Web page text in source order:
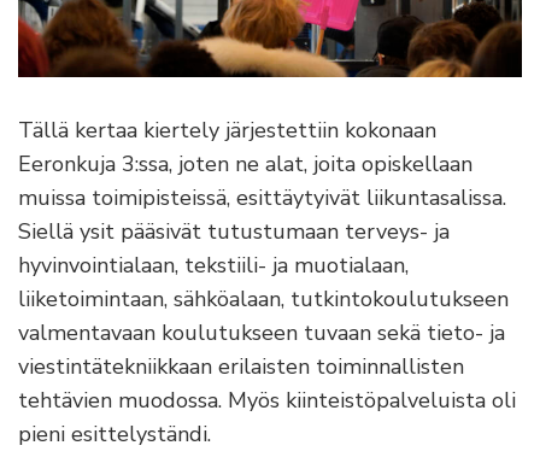
Tällä kertaa kiertely järjestettiin kokonaan
Eeronkuja 3:ssa, joten ne alat, joita opiskellaan
muissa toimipisteissä, esittäytyivät liikuntasalissa.
Siellä ysit pääsivät tutustumaan terveys- ja
hyvinvointialaan, tekstiili- ja muotialaan,
liiketoimintaan, sähköalaan, tutkintokoulutukseen
valmentavaan koulutukseen tuvaan sekä tieto- ja
viestintätekniikkaan erilaisten toiminnallisten
tehtävien muodossa. Myös kiinteistöpalveluista oli
pieni esittelyständi.